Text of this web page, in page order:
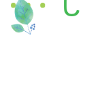
など、以下の
医療情報取